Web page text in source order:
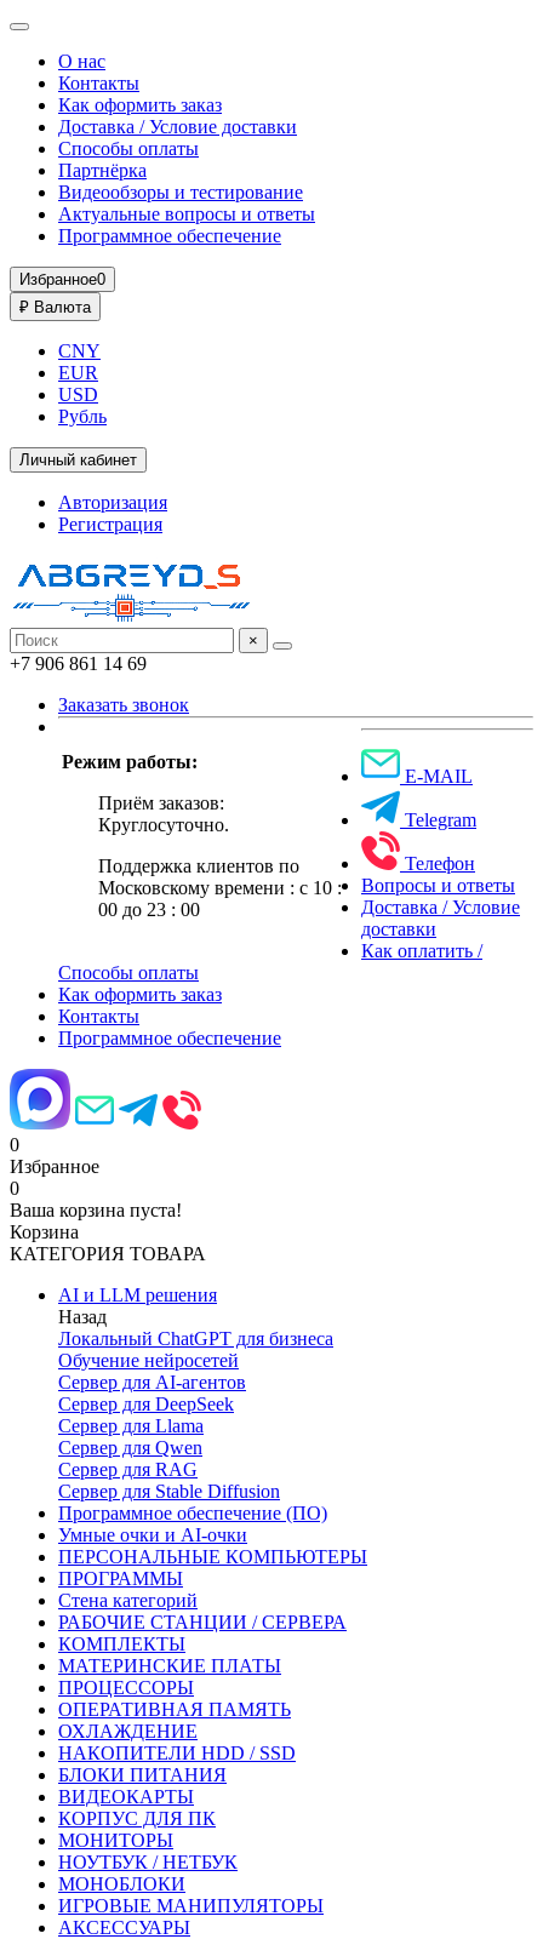
О нас
Контакты
Как оформить заказ
Доставка / Условие доставки
Способы оплаты
Партнёрка
Видеообзоры и тестирование
Актуальные вопросы и ответы
Программное обеспечение
Избранное0
₽ Валюта
CNY
EUR
USD
Рубль
Личный кабинет
Авторизация
Регистрация
×
+7 906 861 14 69
Заказать звонок
Режим работы:
Приём заказов:
Круглосуточно.
Поддержка клиентов по
Московскому времени : с 10 :
00 до 23 : 00
E-MAIL
Telegram
Телефон
Вопросы и ответы
Доставка / Условие
доставки
Как оплатить /
Способы оплаты
Как оформить заказ
Контакты
Программное обеспечение
0
Избранное
0
Ваша корзина пуста!
Корзина
КАТЕГОРИЯ ТОВАРА
AI и LLM решения
Назад
Локальный ChatGPT для бизнеса
Обучение нейросетей
Сервер для AI-агентов
Сервер для DeepSeek
Сервер для Llama
Сервер для Qwen
Сервер для RAG
Сервер для Stable Diffusion
Программное обеспечение (ПО)
Умные очки и AI-очки
ПЕРСОНАЛЬНЫЕ КОМПЬЮТЕРЫ
ПРОГРАММЫ
Стена категорий
РАБОЧИЕ СТАНЦИИ / СЕРВЕРА
КОМПЛЕКТЫ
МАТЕРИНСКИЕ ПЛАТЫ
ПРОЦЕССОРЫ
ОПЕРАТИВНАЯ ПАМЯТЬ
ОХЛАЖДЕНИЕ
НАКОПИТЕЛИ HDD / SSD
БЛОКИ ПИТАНИЯ
ВИДЕОКАРТЫ
КОРПУС ДЛЯ ПК
МОНИТОРЫ
НОУТБУК / НЕТБУК
МОНОБЛОКИ
ИГРОВЫЕ МАНИПУЛЯТОРЫ
АКСЕССУАРЫ